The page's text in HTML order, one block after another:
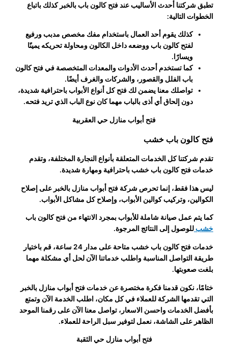
تطبق شركتنا أحدث الأساليب عند فتح كالون باب بالخبر كذلك باتباع
الخطوات التالية:
كذلك يقوم أحد العمال باستخدام مفك مخصص مدبب ورفيع
لفتح كالون باب ووضعه داخل الكالون ومحاولة تحريكه يمينًا
ويسارًا.
كما تستخدم أحدث الأدوات والمعدات المتخصصة في فتح كالون
باب الفلل والقصور، والشركات والغرف أيضًا.
تواصلك معنا يضمن لك فتح كل أنواع الأبواب باحترافية شديدة،
دون إلحاق أي أذى بالباب مهما كان نوع الباب الذي تريد فتحه.
فتح أبواب منازل حي العقربية
فتح كالون باب خشب
تقدم شركتنا كل الخدمات المتعلقة بأنواع النجارة المختلفة، وتقدم
خدمات فتح كالون باب خشب باحترافية ومهارة شديدة.
ليس هذا فقط، إنما تحرص شركة فتح أبواب منازل بالخبر على إصلاح
الكوالين، وتركيب كوالين الأبواب، وإصلاح كل مشاكل الأبواب.
كما يتم عمل صيانة شاملة للأبواب بمجرد الانتهاء من فتح كالون باب
خشبللوصول إلى النتائج المرجوة.
خدمات فتح كالون باب خشب متاحة على مدار 24 ساعة، قم باختيار
طريقة التواصل المناسبة واطلب خدماتنا الآن لحل أي مشكلة مهما
بلغت صعوبتها.
ختامًا، نكون قدمنا فكرة مختصرة عن خدمات فتح أبواب منازل بالخبر
التي تقدمها الشركة للعملاء في كل مكان، اطلب الخدمة الآن وتمتع
بأفضل الخدمات واحسن الاسعار، تواصل معنا الآن على رقمنا الموحد
الظاهر على الشاشة، نعمل لتوفير سبل الراحة للعملاء.
فتح أبواب منازل حي الثقبة